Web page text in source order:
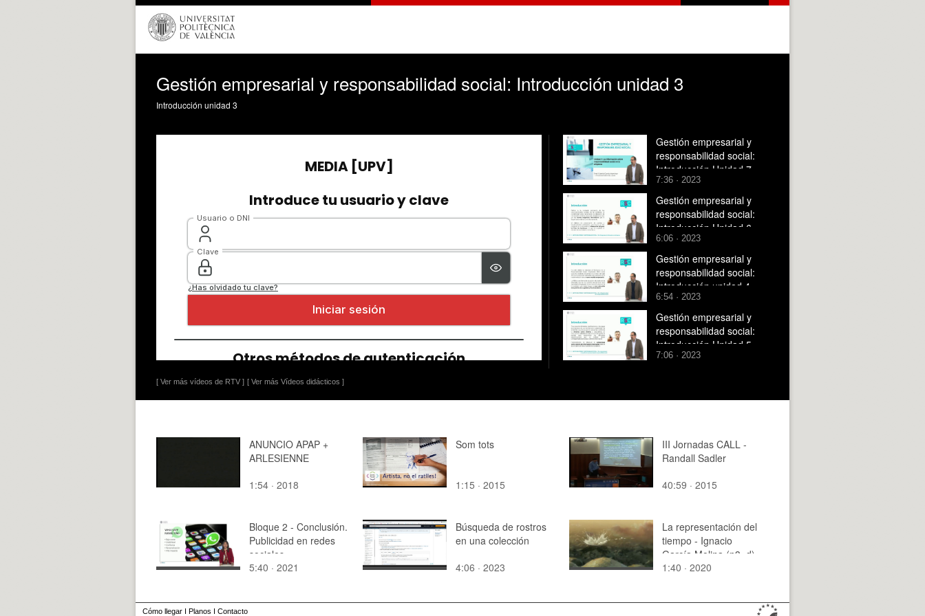
Gestión empresarial y responsabilidad social: Introducción unidad 3
Introducción unidad 3
[ Ver más vídeos de RTV ] [ Ver más Vídeos didácticos ]
Gestión empresarial y
responsabilidad social:
Introducción Unidad 7
7:36 · 2023
Gestión empresarial y
responsabilidad social:
Introducción Unidad 6
6:06 · 2023
Gestión empresarial y
responsabilidad social:
Introducción unidad 4
6:54 · 2023
Gestión empresarial y
responsabilidad social:
Introducción Unidad 5
7:06 · 2023
ANUNCIO APAP +
ARLESIENNE
1:54 · 2018
Som tots
1:15 · 2015
III Jornadas CALL -
Randall Sadler
40:59 · 2015
Bloque 2 - Conclusión.
Publicidad en redes
sociales
5:40 · 2021
Búsqueda de rostros
en una colección
4:06 · 2023
La representación del
tiempo - Ignacio
García Molina (p3_d)
1:40 · 2020
Cómo llegar I Planos I Contacto